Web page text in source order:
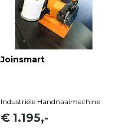
Joinsmart
Industriële Handnaaimachine
€ 1.195,-